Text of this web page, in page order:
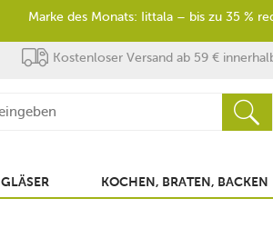
Kostenloser Versand ab 59 €
GLÄSER KOCHEN, BRATEN, BACKEN
Marke des Monats: Iittala – bis zu 35 %